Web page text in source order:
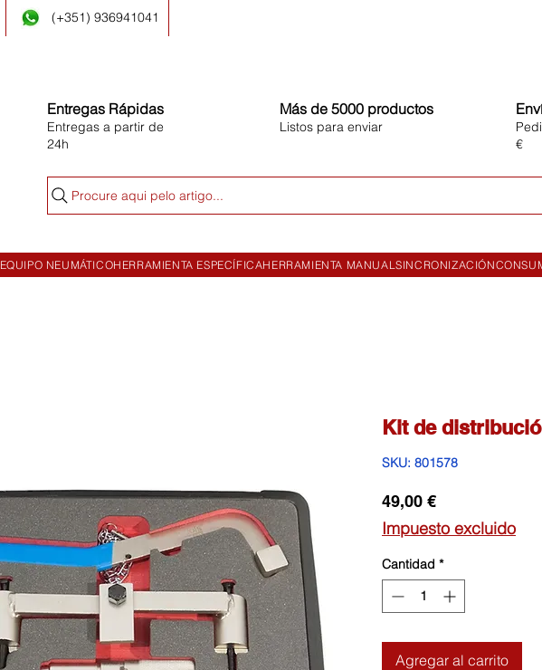
(+351) 936941041
Entregas Rápidas
Entregas a partir de
24h
Más de 5000 productos
Listos para enviar
€
Procure aqui pelo artigo...
EQUIPO NEUMÁTICOHERRAMIENTA ESPECÍFICAHERRAMIENTA MANUALSINCRONIZACIÓN
Kit de
SKU: 801578
49,00 €Precio
Impuesto excluido
Cantidad *
Agregar al carrito